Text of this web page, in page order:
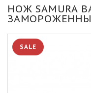
НОЖ SAMURA
SALE